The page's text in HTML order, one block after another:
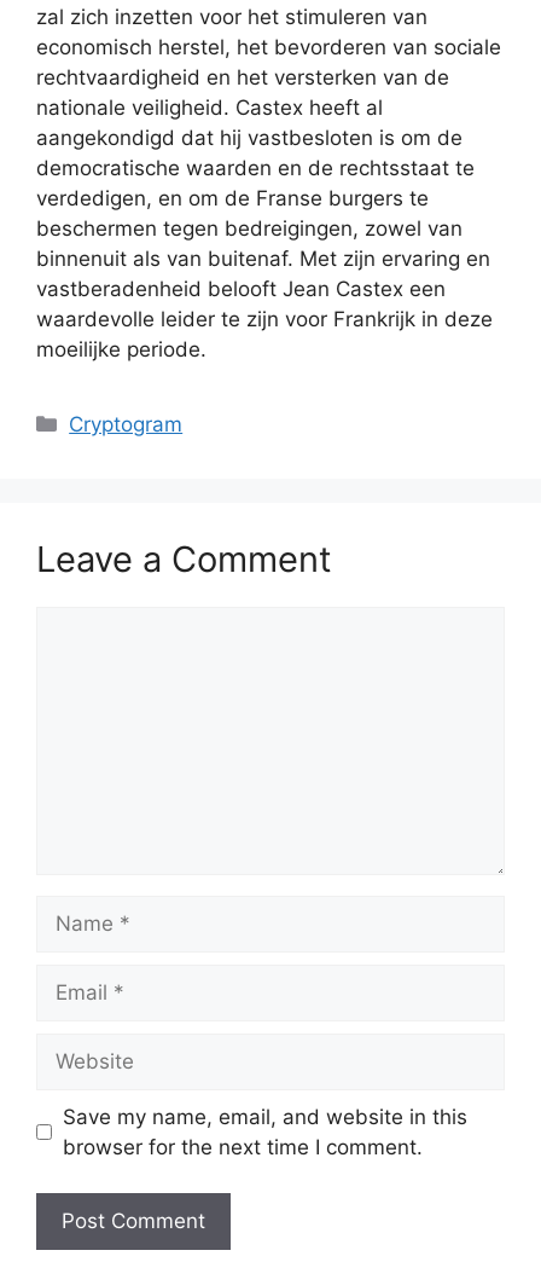
zal zich inzetten voor het stimuleren van
economisch herstel, het bevorderen van sociale
rechtvaardigheid en het versterken van de
nationale veiligheid. Castex heeft al
aangekondigd dat hij vastbesloten is om de
democratische waarden en de rechtsstaat te
verdedigen, en om de Franse burgers te
beschermen tegen bedreigingen, zowel van
binnenuit als van buitenaf. Met zijn ervaring en
vastberadenheid belooft Jean Castex een
waardevolle leider te zijn voor Frankrijk in deze
moeilijke periode.
Categories
Cryptogram
Leave a Comment
Save my name, email, and website in this
browser for the next time I comment.